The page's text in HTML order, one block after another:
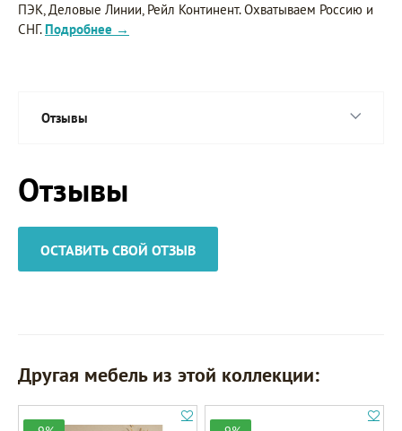
ПЭК, Деловые Линии, Рейл Континент. Охватываем Россию и
СНГ. Подробнее →
Отзывы
Отзывы
ОСТАВИТЬ СВОЙ ОТЗЫВ
Другая мебель из этой коллекции: